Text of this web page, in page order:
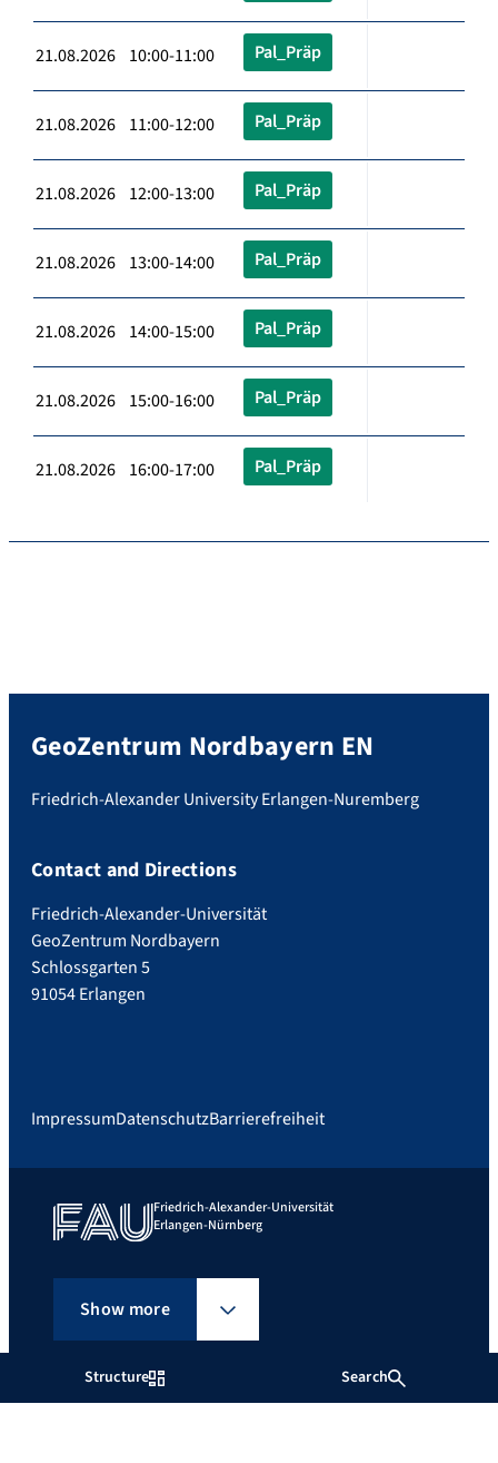
Structure Search
21.08.2026 10:00-11:00 Pal_Präp
21.08.2026 11:00-12:00 Pal_Präp
21.08.2026 12:00-13:00 Pal_Präp
21.08.2026 13:00-14:00 Pal_Präp
21.08.2026 14:00-15:00 Pal_Präp
21.08.2026 15:00-16:00 Pal_Präp
21.08.2026 16:00-17:00 Pal_Präp
GeoZentrum Nordbayern EN
Friedrich-Alexander University Erlangen-Nuremberg
Contact and Directions
Friedrich-Alexander-Universität
GeoZentrum Nordbayern
Schlossgarten 5
91054 Erlangen
ImpressumDatenschutzBarrierefreiheit
Friedrich-Alexander-Universität
Erlangen-Nürnberg
Show more